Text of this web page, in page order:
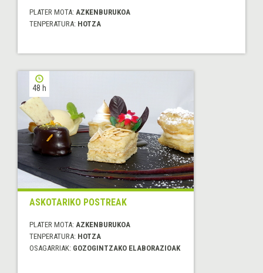
PLATER MOTA: AZKENBURUKOA
TENPERATURA: HOTZA
48 h
ASKOTARIKO POSTREAK
PLATER MOTA: AZKENBURUKOA
TENPERATURA: HOTZA
OSAGARRIAK: GOZOGINTZAKO ELABORAZIOAK